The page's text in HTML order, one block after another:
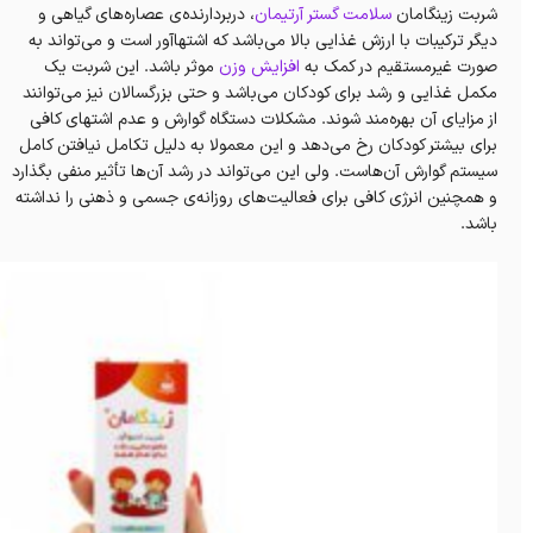
شربت زینگامان سلامت گستر آرتیمان، دربردارنده‌ی عصاره‌های گیاهی و
دیگر ترکیبات با ارزش غذایی بالا می‌باشد که اشتهاآور است و می‌تواند به
صورت غیرمستقیم در کمک به افزایش‌ وزن موثر باشد. این شربت یک
مکمل غذایی و رشد برای کودکان می‌باشد و حتی بزرگسالان نیز می‌توانند
از مزایای آن بهره‌مند شوند. مشکلات دستگاه گوارش و عدم اشتهای کافی
برای بیشتر کودکان رخ می‌دهد و این معمولا به دلیل تکامل نیافتن کامل
سیستم گوارش آن‌هاست. ولی این می‌تواند در رشد آن‌ها تأثیر منفی بگذارد
و همچنین انرژی کافی برای فعالیت‌های روزانه‌ی جسمی و ذهنی را نداشته
باشد.